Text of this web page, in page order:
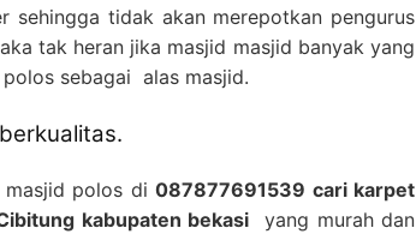
sehingga tidak akan merepotkan pengurus
tak heran jika masjid masjid banyak yang
sebagai alas masjid.
masjid polos di087877691539 cari karpet
kabupaten bekasi yang murah dan